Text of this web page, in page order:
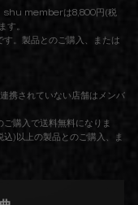
shu memberは8,800円(税
す。​
。製品とのご購入、または
携されていない店舗はメンバ
購入で送料無料になりま
)以上の製品とのご購入、ま